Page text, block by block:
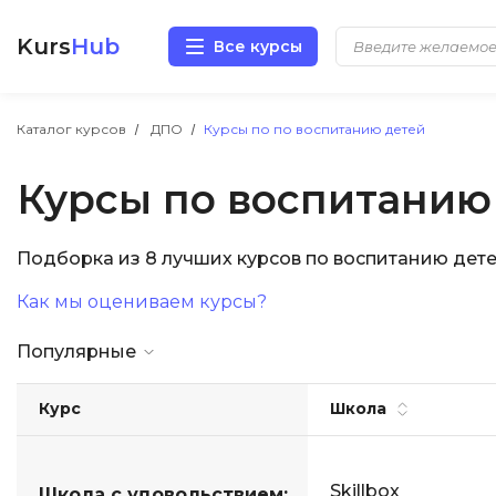
KursHub Все курсы
Каталог курсов ДПО Курсы по по воспитанию детей
Курсы по
Подборка из 8 лучших курсов по воспитанию
Как мы оцениваем курсы?
Популярные
Курс Школа
Skillbox
Разработка
Маркетинг
Аналитика
Иностранные языки